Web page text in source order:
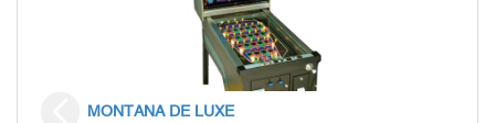
MONTANA DE LUXE